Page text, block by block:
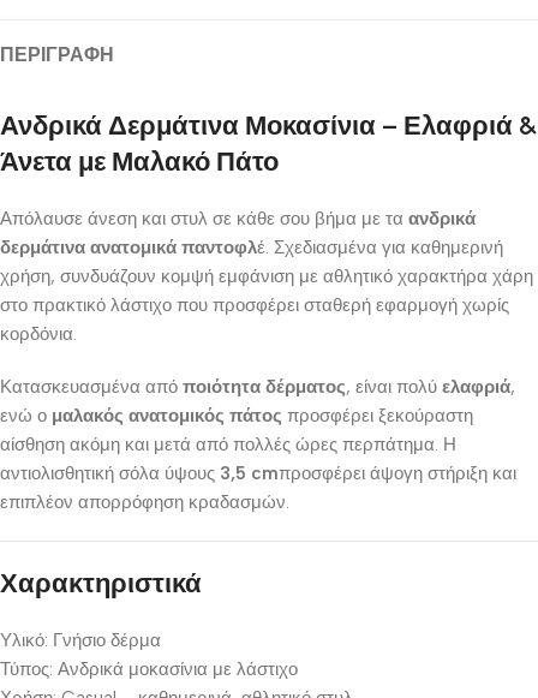
ΠΕΡΙΓΡΑΦΉ
Ανδρικά Δερμάτινα Μοκασίνια – Ελαφριά &
Άνετα με Μαλακό Πάτο
Απόλαυσε άνεση και στυλ σε κάθε σου βήμα με τα ανδρικά
δερμάτινα ανατομικά παντοφλέ. Σχεδιασμένα για καθημερινή
χρήση, συνδυάζουν κομψή εμφάνιση με αθλητικό χαρακτήρα χάρη
στο πρακτικό λάστιχο που προσφέρει σταθερή εφαρμογή χωρίς
κορδόνια.
Κατασκευασμένα από ποιότητα δέρματος, είναι πολύ ελαφριά,
ενώ ο μαλακός ανατομικός πάτος προσφέρει ξεκούραστη
αίσθηση ακόμη και μετά από πολλές ώρες περπάτημα. Η
αντιολισθητική σόλα ύψους 3,5 cmπροσφέρει άψογη στήριξη και
επιπλέον απορρόφηση κραδασμών.
Χαρακτηριστικά
Υλικό: Γνήσιο δέρμα
Τύπος: Ανδρικά μοκασίνια με λάστιχο